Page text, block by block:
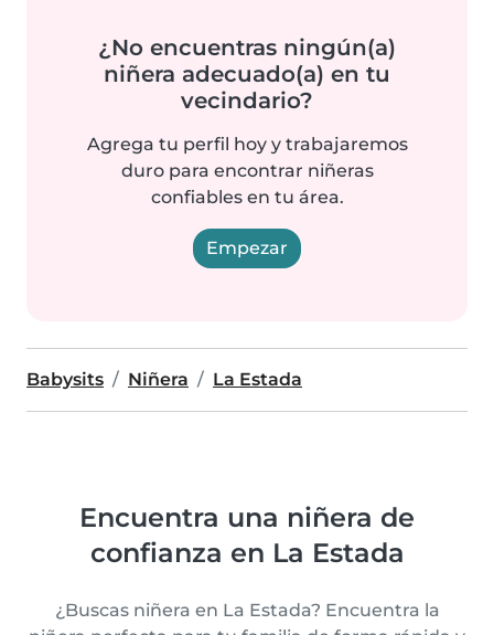
¿No encuentras ningún(a)
niñera adecuado(a) en tu
vecindario?
Agrega tu perfil hoy y trabajaremos
duro para encontrar niñeras
confiables en tu área.
Empezar
Babysits Niñera La Estada
Encuentra una niñera de
confianza en La Estada
¿Buscas niñera en La Estada? Encuentra la